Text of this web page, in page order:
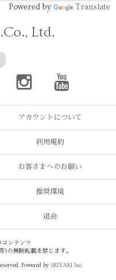
Powered by Translate
Ltd.
アカウントについて
利用規約
お客さまへのお願い
推奨環境
退会
ンテンツ
)の無断転載を禁じます。
Powered by SKIYAKI Inc.